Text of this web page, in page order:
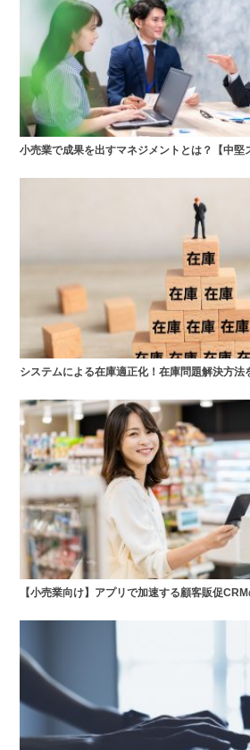
小売業で成果を出すマネジメントとは？【中堅
システムによる在庫適正化！在庫問題解決方法
【小売業向け】アプリで加速する顧客販促